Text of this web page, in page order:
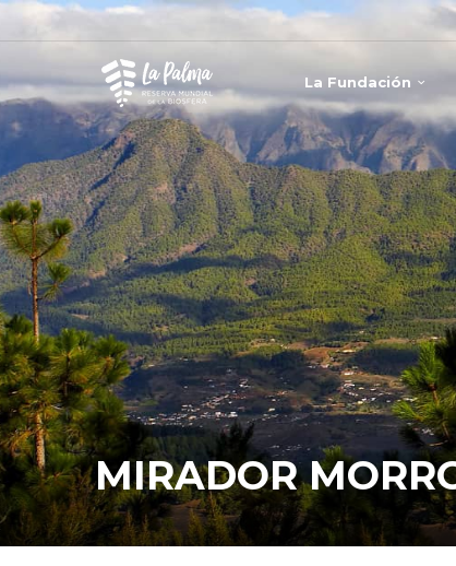
La Fundación
MIRADOR